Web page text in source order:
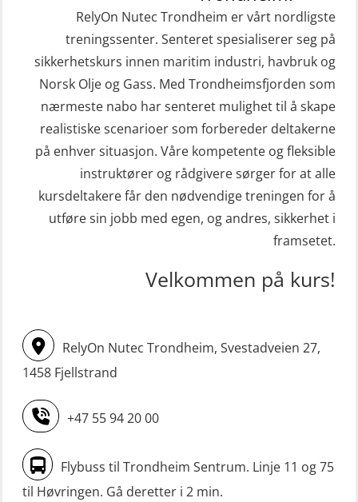
Hjertestarter brukerkurs (OFA107)
Kombi Søk og Redningslag og HLO
repetisjonskurs med e-læring
(ABSBLE010)
Kondisjonstest (OSC151)
Ledertrening i beredskap og
krisehåndtering for plattformsjefer
(OER105)
Livbåtfører FF1200 repetisjon
Livbåtfører Sliskelivbåt grunnkurs
m/E-læring (OSEBLE006)
Livbåtfører fritt fall FF48 repetisjon
(OSE1471)
Livbåtfører grunnkurs m/E-læring
FF1200 (OSE1424)
(hurtiggående) 32 t m/mørkekjøring
(MSE112)
STCW Redningsfarkost oppdatering
sliskebåt (MSE116)
STCW Sikkerhetsopplæring for
sjøfolk på mindre skip med eLearning
(MBSBLE003)
STCW oppdatering Livbåtfører
redningsfarkoster 8 t – konvensjonell
STCW oppdatering Mann-Over-Bord
(MSE113)
STCW oppgradering for
dekksoffiserer uten fartstid 66 t
(MBS124)
STCW oppgradering for
maskinoffiserer uten fartstid 66 t
(MBS125)
RelyOn Nutec Trondheim er vårt nordligste
treningssenter. Senteret spesialiserer seg på
sikkerhetskurs innen maritim industri, havbruk og
Norsk Olje og Gass. Med Trondheimsfjorden som
nærmeste nabo har senteret mulighet til å skape
realistiske scenarioer som forbereder deltakerne
på enhver situasjon. Våre kompetente og fleksible
instruktører og rådgivere sørger for at alle
kursdeltakere får den nødvendige treningen for å
utføre sin jobb med egen, og andres, sikkerhet i
framsetet.
Velkommen på kurs!
RelyOn Nutec Trondheim, Svestadveien 27,
1458 Fjellstrand
+47 55 94 20 00
Flybuss til Trondheim Sentrum. Linje 11 og 75
til Høvringen. Gå deretter i 2 min.